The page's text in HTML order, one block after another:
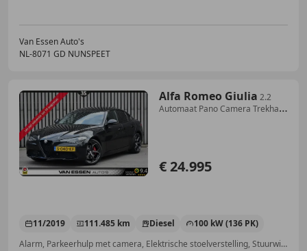
Van Essen Auto's
NL-8071 GD NUNSPEET
Alfa Romeo Giulia 2.2
Automaat Pano Camera Trekhaak
€ 24.995
11/2019 111.485 km Diesel
100 kW (136 PK)
Alarm, Parkeerhulp met camera, Elektrische stoelverstelling, Stuurwielverwarming, Open dak, Parkeerhulp voor, Panorama dak, Stoelverwarming